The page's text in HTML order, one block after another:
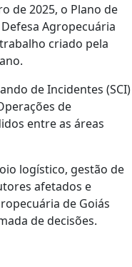
de 2025, o Plano de
Agropecuária
criado pela
de Incidentes (SCI)
de
entre as áreas
logístico, gestão de
afetados e
de Goiás
de decisões.